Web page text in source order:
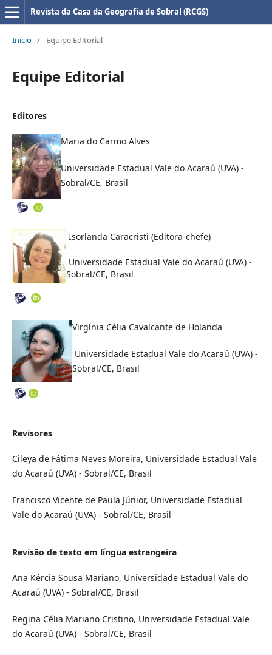
Revista da Casa da Geografia de Sobral (RCGS)
Início / Equipe Editorial
Equipe Editorial
Editores
Maria do Carmo Alves
Universidade Estadual Vale do Acaraú (UVA) -
Sobral/CE, Brasil
Isorlanda Caracristi (Editora-chefe)
Universidade Estadual Vale do Acaraú (UVA) -
Sobral/CE, Brasil
Virgínia Célia Cavalcante de Holanda
Universidade Estadual Vale do Acaraú (UVA) -
Sobral/CE, Brasil
Revisores
Cileya de Fátima Neves Moreira, Universidade Estadual Vale
do Acaraú (UVA) - Sobral/CE, Brasil
Francisco Vicente de Paula Júnior, Universidade Estadual
Vale do Acaraú (UVA) - Sobral/CE, Brasil
Revisão de texto em língua estrangeira
Ana Kércia Sousa Mariano, Universidade Estadual Vale do
Acaraú (UVA) - Sobral/CE, Brasil
Regina Célia Mariano Cristino, Universidade Estadual Vale
do Acaraú (UVA) - Sobral/CE, Brasil